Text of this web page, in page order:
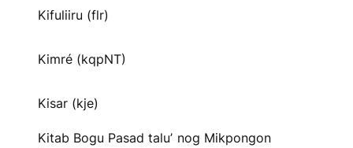
Kifuliiru (flr)
Kimré (kqpNT)
Kisar (kje)
Kitab Bogu Pasad taluʼ nog Mikpongon